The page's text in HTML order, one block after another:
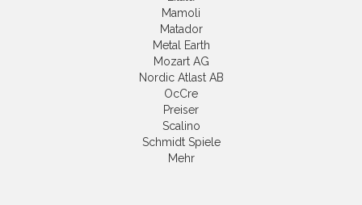
Mamoli
Matador
Metal Earth
Mozart AG
Nordic Atlast AB
OcCre
Preiser
Scalino
Schmidt Spiele
Mehr